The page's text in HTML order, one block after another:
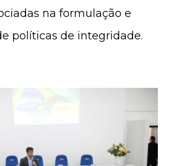
na formulação e
políticas de integridade.